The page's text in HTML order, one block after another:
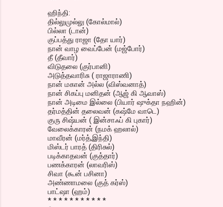
ஹிந்தி:
தில்லுமுல்லு (கோல்மால்)
பில்லா (டான்)
குப்பத்து ராஜா (தோ யார்)
நான் வாழ வைப்பேன் (மஜ்போர்)
தீ (தீவார்)
விடுதலை (குர்பானி)
அடுத்தவாரிசு ( ராஜாராணி)
நான் மகான் அல்ல (விஸ்வனாத்)
நான் சிகப்பு மனிதன் (ஆஜ் கி ஆவாஸ்)
நான் அடிமை இல்லை (பியார் ஷுக்தா நஹின்)
தர்மத்தின் தலைவன் (கஷ்மே வாடெ)
குரு சிஷ்யன் ( இன்சாஃப் கி புகார்)
வேலைக்காரன் (நமக் ஹலால்)
மாவீரன் (மர்த்,இந்தி)
மிஸ்டர் பாரத் (திரிசுல்)
படிக்காதவன் (குத்தார்)
பணக்காரன் (லாவரிஸ்)
சிவா (கூன் பசினா)
அண்ணாமலை (குத் கர்ஸ்)
பாட்ஷா (ஹம்)
* * * * * * * * * * *